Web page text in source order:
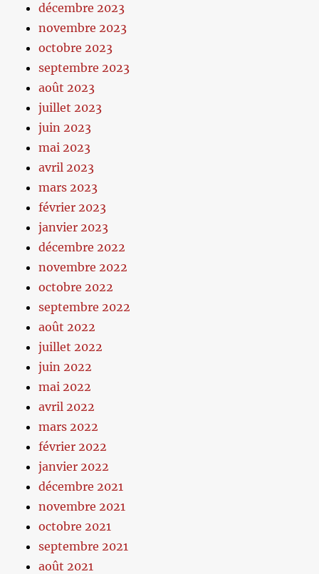
décembre 2023
novembre 2023
octobre 2023
septembre 2023
août 2023
juillet 2023
juin 2023
mai 2023
avril 2023
mars 2023
février 2023
janvier 2023
décembre 2022
novembre 2022
octobre 2022
septembre 2022
août 2022
juillet 2022
juin 2022
mai 2022
avril 2022
mars 2022
février 2022
janvier 2022
décembre 2021
novembre 2021
octobre 2021
septembre 2021
août 2021